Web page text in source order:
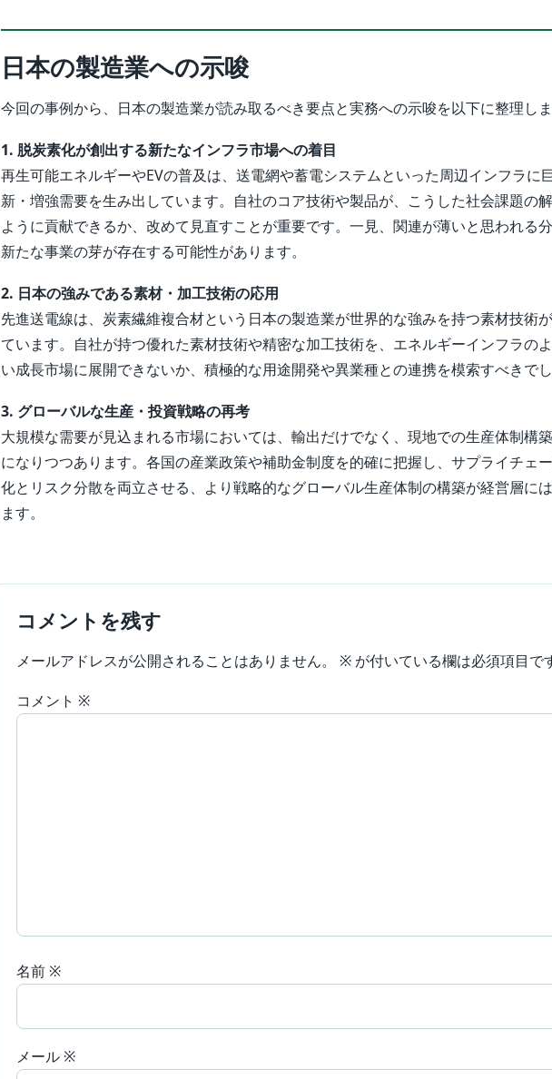
日本の製造業への示唆
今回の事例から、日本の製造業が読み取るべき要点と実務への示唆を以下に整理しま
1. 脱炭素化が創出する新たなインフラ市場への着目
再生可能エネルギーやEVの普及は、送電網や蓄電システムといった周辺インフラに
新・増強需要を生み出しています。自社のコア技術や製品が、こうした社会課題の
ように貢献できるか、改めて見直すことが重要です。一見、関連が薄いと思われる分
新たな事業の芽が存在する可能性があります。
2. 日本の強みである素材・加工技術の応用
先進送電線は、炭素繊維複合材という日本の製造業が世界的な強みを持つ素材技術
ています。自社が持つ優れた素材技術や精密な加工技術を、エネルギーインフラの
い成長市場に展開できないか、積極的な用途開発や異業種との連携を模索すべきでし
3. グローバルな生産・投資戦略の再考
大規模な需要が見込まれる市場においては、輸出だけでなく、現地での生産体制構
になりつつあります。各国の産業政策や補助金制度を的確に把握し、サプライチェ
化とリスク分散を両立させる、より戦略的なグローバル生産体制の構築が経営層に
ます。
コメントを残す
メールアドレスが公開されることはありません。 ※ が付いている欄は必須項目で
コメント ※
名前 ※
メール ※